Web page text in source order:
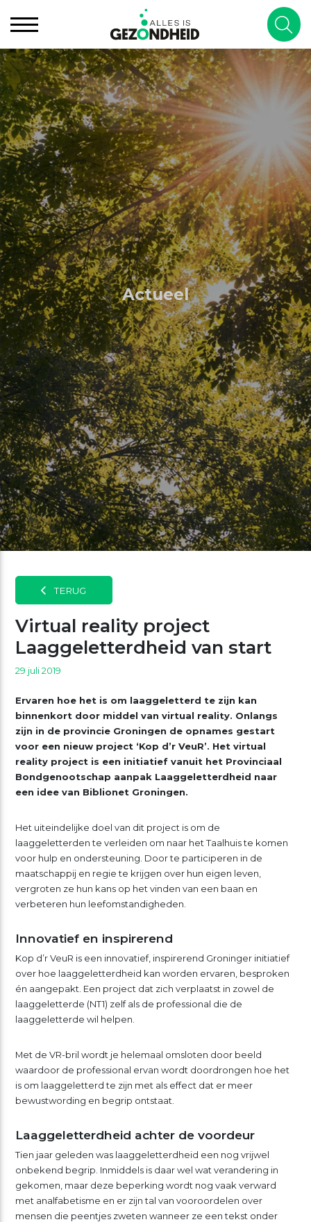
Actueel
TERUG
Virtual reality project
Laaggeletterdheid van start
29 juli 2019
Ervaren hoe het is om laaggeletterd te zijn kan
binnenkort door middel van virtual reality. Onlangs
zijn in de provincie Groningen de opnames gestart
voor een nieuw project ‘Kop d’r VeuR’. Het virtual
reality project is een initiatief vanuit het Provinciaal
Bondgenootschap aanpak Laaggeletterdheid naar
een idee van Biblionet Groningen.
Het uiteindelijke doel van dit project is om de
laaggeletterden te verleiden om naar het Taalhuis te komen
voor hulp en ondersteuning. Door te participeren in de
maatschappij en regie te krijgen over hun eigen leven,
vergroten ze hun kans op het vinden van een baan en
verbeteren hun leefomstandigheden.
Innovatief en inspirerend
Kop d’r VeuR is een innovatief, inspirerend Groninger initiatief
over hoe laaggeletterdheid kan worden ervaren, besproken
én aangepakt. Een project dat zich verplaatst in zowel de
laaggeletterde (NT1) zelf als de professional die de
laaggeletterde wil helpen.
Met de VR-bril wordt je helemaal omsloten door beeld
waardoor de professional ervan wordt doordrongen hoe het
is om laaggeletterd te zijn met als effect dat er meer
bewustwording en begrip ontstaat.
Laaggeletterdheid achter de voordeur
Tien jaar geleden was laaggeletterdheid een nog vrijwel
onbekend begrip. Inmiddels is daar wel wat verandering in
gekomen, maar deze beperking wordt nog vaak verward
met analfabetisme en er zijn tal van vooroordelen over
mensen die peentjes zweten wanneer ze een tekst onder